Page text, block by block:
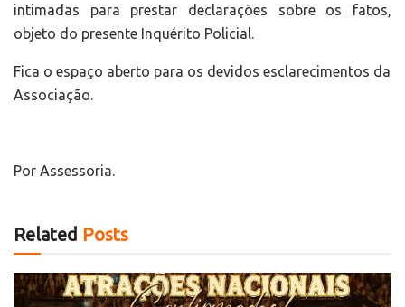
intimadas para prestar declarações sobre os fatos,
objeto do presente Inquérito Policial.
Fica o espaço aberto para os devidos esclarecimentos da
Associação.
Por Assessoria.
Related Posts